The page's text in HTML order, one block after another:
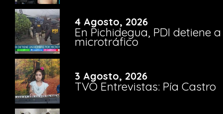
4 Agosto, 2026
En Pichidegua, PDI detiene
microtráfico
3 Agosto, 2026
TVO Entrevistas: Pía Castro